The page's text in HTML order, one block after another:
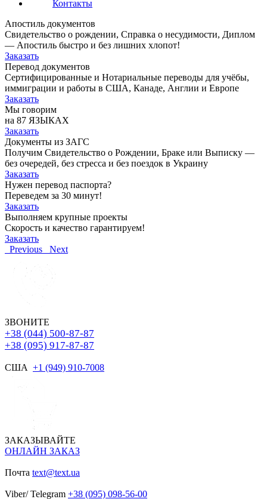
Контакты
Апостиль документов
Свидетельство о рождении, Справка о несудимости, Диплом
— Апостиль быстро и без лишних хлопот!
Заказать
Перевод документов
Сертифицированные и Нотариальные переводы для учёбы,
иммиграции и работы в США, Канаде, Англии и Европе
Заказать
Мы говорим
на 87 ЯЗЫКАХ
Заказать
Документы из ЗАГС
Получим Свидетельство о Рождении, Браке или Выписку —
без очередей, без стресса и без поездок в Украину
Заказать
Нужен перевод паспорта?
Переведем за 30 минут!
Заказать
Выполняем крупные проекты
Скорость и качество гарантируем!
Заказать
Previous
Next
ЗВОНИТЕ
+38 (044) 500-87-87
+38 (095) 917-87-87
США +1 (949) 910-7008
ЗАКАЗЫВАЙТЕ
ОНЛАЙН ЗАКАЗ
Почта text@text.ua
Viber/ Telegram +38 (095) 098-56-00